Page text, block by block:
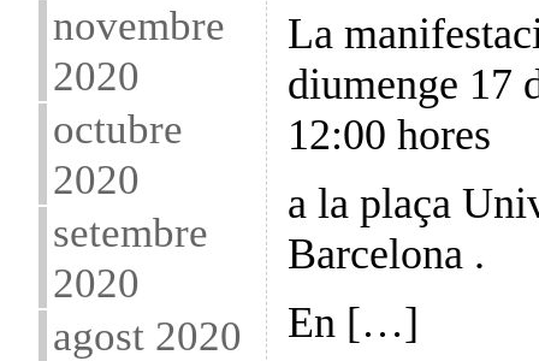
novembre
2020
octubre
2020
setembre
2020
agost 2020
La
diumenge 17
12:00 hores
a la plaça
Barcelona .
En […]